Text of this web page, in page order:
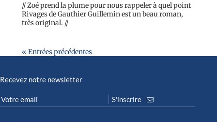
// Zoé prend la plume pour nous rappeler à quel point
Rivages de Gauthier Guillemin est un beau roman,
très original. //
« Entrées précédentes
Recevez notre newsletter